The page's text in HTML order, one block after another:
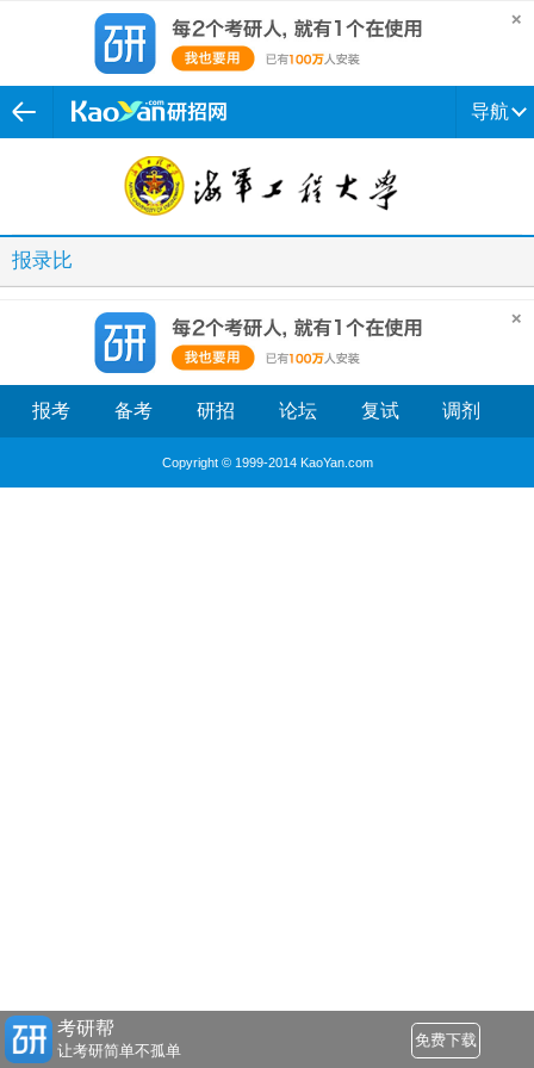
导航
报录比
报考 备考 研招 论坛 复试 调剂
Copyright © 1999-2014 KaoYan.com
考研帮
让考研简单不孤单
免费下载